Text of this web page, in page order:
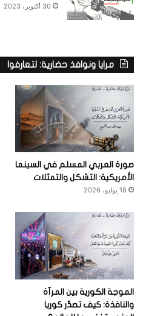
30 أكتوبر، 2023
مرايا ونوافذ حضارية: لتعارفوا
صورة العربي المسلم في السينما
الأمريكية: التشكل والتمثلات
18 يوليو، 2026
الموجة الكورية بين المرآة
والنافذة: كيف تصدِّر كوريا